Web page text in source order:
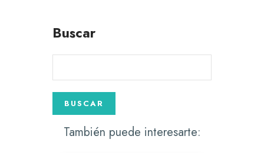
Buscar
También puede interesarte: